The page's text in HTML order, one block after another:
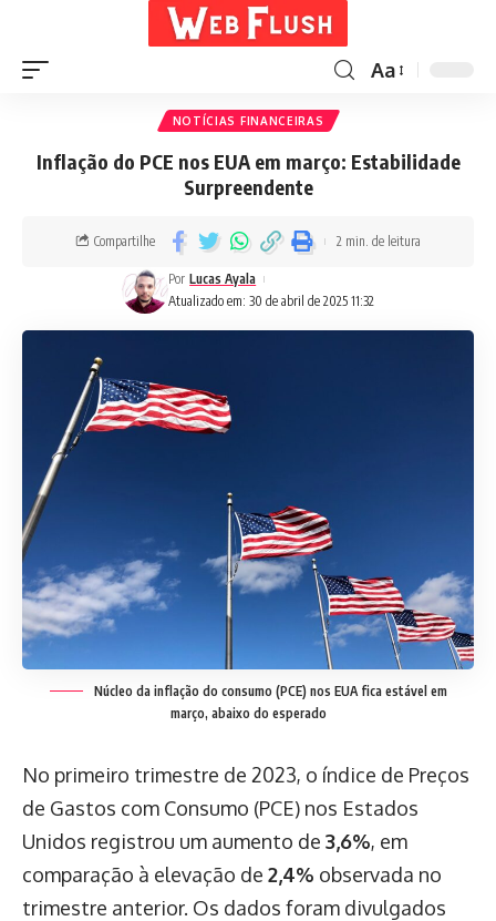
Aa
NOTÍCIAS FINANCEIRAS
Inflação do PCE nos EUA em março: Estabilidade
Surpreendente
Atualizado em: 30 de abril de 2025 11:32
Por Lucas Ayala
Compartilhe 2 min. de leitura
Núcleo da inflação do consumo (PCE) nos EUA fica estável em
março, abaixo do esperado
No primeiro trimestre de 2023, o índice de Preços
de Gastos com Consumo (PCE) nos Estados
Unidos registrou um aumento de 3,6%, em
comparação à elevação de 2,4% observada no
trimestre anterior. Os dados foram divulgados